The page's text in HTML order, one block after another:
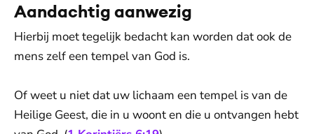
Aandachtig aanwezig
Hierbij moet tegelijk bedacht kan worden dat ook de
mens zelf een tempel van God is.
Of weet u niet dat uw lichaam een tempel is van de ​
Heilige​ Geest, die in u woont en die u ontvangen hebt